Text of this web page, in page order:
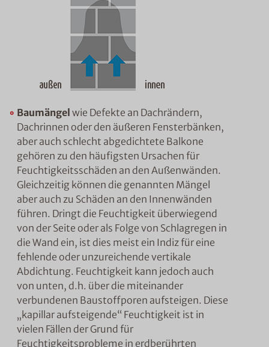
Baumängel wie Defekte an Dachrändern,
Dachrinnen oder den äußeren Fensterbänken,
aber auch schlecht abgedichtete Balkone
gehören zu den häufigsten Ursachen für
Feuchtigkeitsschäden an den Außenwänden.
Gleichzeitig können die genannten Mängel
aber auch zu Schäden an den Innenwänden
führen. Dringt die Feuchtigkeit überwiegend
von der Seite oder als Folge von Schlagregen in
die Wand ein, ist dies meist ein Indiz für eine
fehlende oder unzureichende vertikale
Abdichtung. Feuchtigkeit kann jedoch auch
von unten, d.h. über die miteinander
verbundenen Baustoffporen aufsteigen. Diese
„kapillar aufsteigende“ Feuchtigkeit ist in
vielen Fällen der Grund für
Feuchtigkeitsprobleme in erdberührten